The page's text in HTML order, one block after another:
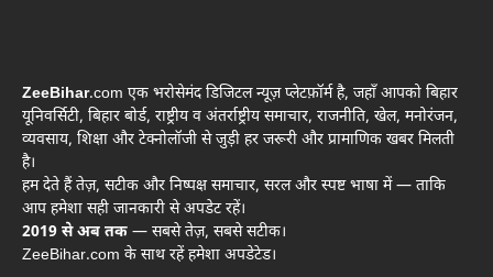
ZeeBihar.com एक भरोसेमंद डिजिटल न्यूज़ प्लेटफ़ॉर्म है, जहाँ आपको बिहार
यूनिवर्सिटी, बिहार बोर्ड, राष्ट्रीय व अंतर्राष्ट्रीय समाचार, राजनीति, खेल, मनोरंजन,
व्यवसाय, शिक्षा और टेक्नोलॉजी से जुड़ी हर जरूरी और प्रामाणिक खबर मिलती
है।
हम देते हैं तेज़, सटीक और निष्पक्ष समाचार, सरल और स्पष्ट भाषा में — ताकि
आप हमेशा सही जानकारी से अपडेट रहें।
2019 से अब तक — सबसे तेज़, सबसे सटीक।
ZeeBihar.com के साथ रहें हमेशा अपडेटेड।